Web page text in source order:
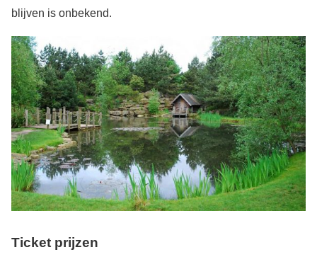
blijven is onbekend.
Ticket prijzen